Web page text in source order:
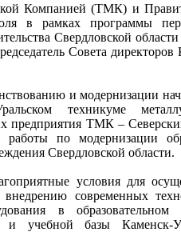
Компанией (ТМК) и
в рамках программы
Свердловской
Совета директоров
и модернизации
техникуме
предприятия ТМК –
по модернизации
Свердловской области.
условия для
внедрению современных
в образовательном
и учебной базы Каменск-